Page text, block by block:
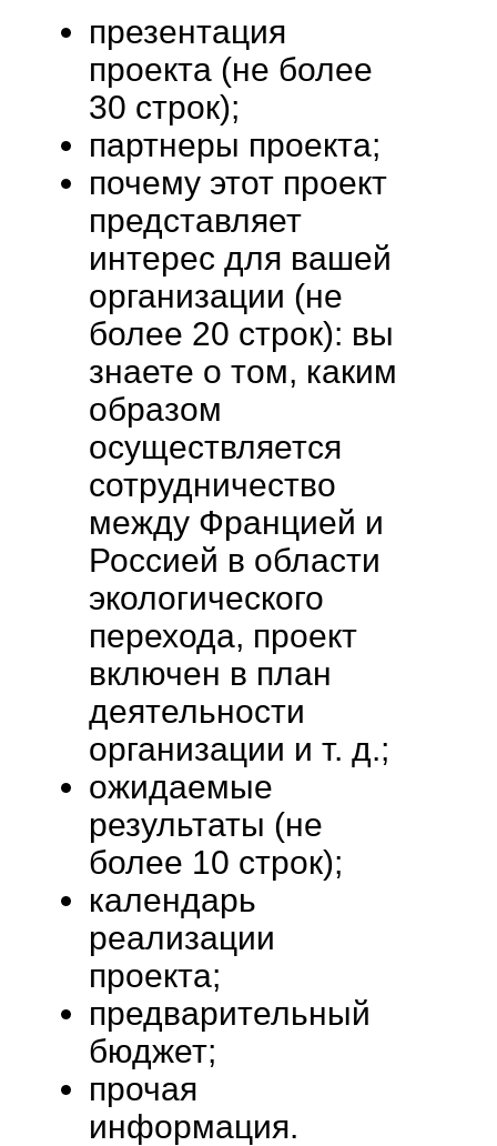
презентация
проекта (не более
30 строк);
партнеры проекта;
почему этот проект
представляет
интерес для вашей
организации (не
более 20 строк): вы
знаете о том, каким
образом
осуществляется
сотрудничество
между Францией и
Россией в области
экологического
перехода, проект
включен в план
деятельности
организации и т. д.;
ожидаемые
результаты (не
более 10 строк);
календарь
реализации
проекта;
предварительный
бюджет;
прочая
информация.